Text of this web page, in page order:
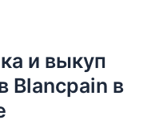
и выкуп
Blancpain в